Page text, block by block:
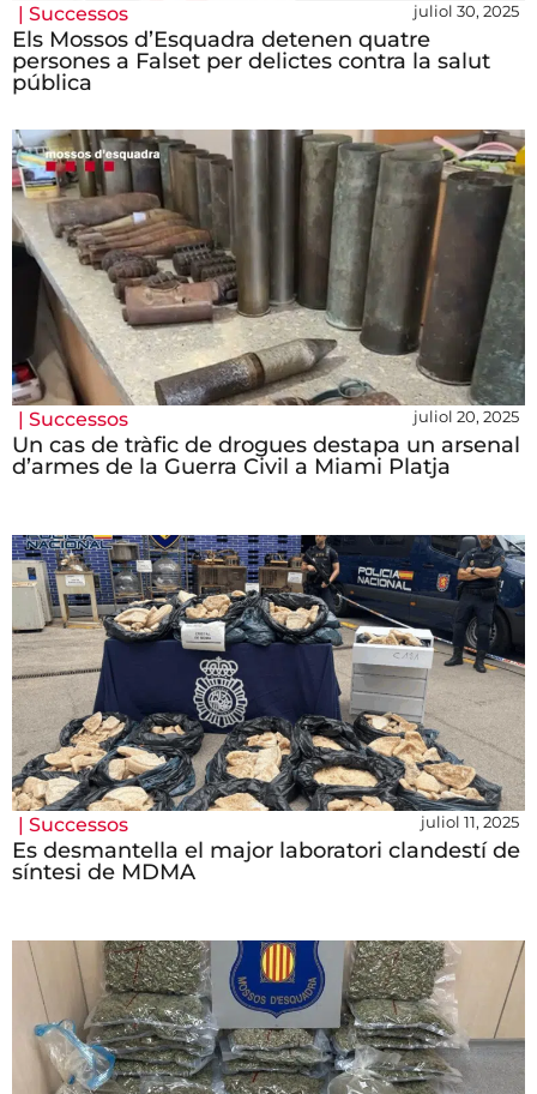
| Successos juliol 30, 2025
Els Mossos d’Esquadra detenen quatre
persones a Falset per delictes contra la salut
pública
| Successos juliol 20, 2025
Un cas de tràfic de drogues destapa un arsenal
d’armes de la Guerra Civil a Miami Platja
| Successos juliol 11, 2025
Es desmantella el major laboratori clandestí de
síntesi de MDMA